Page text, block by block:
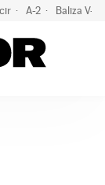
A-2 Baliza V-